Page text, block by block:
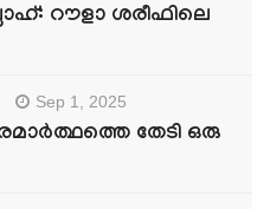
റൗളാ ശരീഫിലെ
Sep 1, 2025
തേടി ഒരു